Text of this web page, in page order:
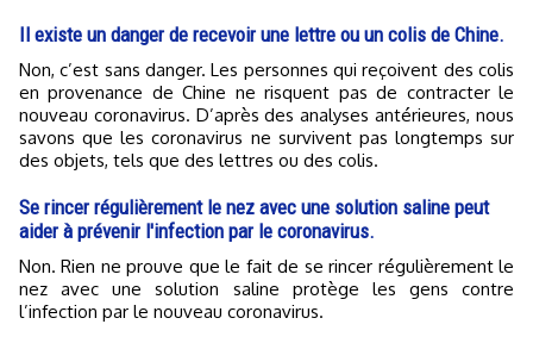
Il existe un danger de recevoir une lettre ou un colis de Chine.
Non, c’est sans danger. Les personnes qui reçoivent des colis
en provenance de Chine ne risquent pas de contracter le
nouveau coronavirus. D’après des analyses antérieures, nous
savons que les coronavirus ne survivent pas longtemps sur
des objets, tels que des lettres ou des colis.
Se rincer régulièrement le nez avec une solution saline peut
aider à prévenir l'infection par le coronavirus.
Non. Rien ne prouve que le fait de se rincer régulièrement le
nez avec une solution saline protège les gens contre
l’infection par le nouveau coronavirus.